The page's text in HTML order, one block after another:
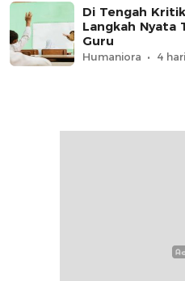
Di Tengah
Langkah Nyata
Guru
Humaniora 4